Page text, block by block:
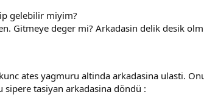
gelebilir miyim?
Gitmeye deger mi? Arkadasin delik desik
ates yagmuru altinda arkadasina ulasti.
tasiyan arkadasina döndü :